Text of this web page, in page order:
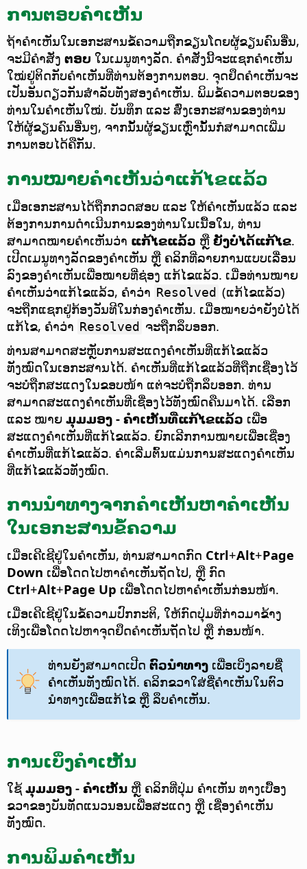
ການຕອບຄຳເຫັນ
ຖ້າຄຳເຫັນໃນເອກະສານຂໍ້ຄວາມຖືກຂຽນໂດຍຜູ້ຂຽນຄົນອື່ນ,
ຈະມີຄຳສັ່ງ ຕອບ ໃນເມນູທາງລັດ. ຄຳສັ່ງນີ້ຈະແຊກຄຳເຫັນ
ໃໝ່ຢູ່ຕິດກັບຄຳເຫັນທີ່ທ່ານຕ້ອງການຕອບ. ຈຸດຢຶດຄຳເຫັນຈະ
ເປັນອັນດຽວກັນສຳລັບທັງສອງຄຳເຫັນ. ພິມຂໍ້ຄວາມຕອບຂອງ
ທ່ານໃນຄຳເຫັນໃໝ່. ບັນທຶກ ແລະ ສົ່ງເອກະສານຂອງທ່ານ
ໃຫ້ຜູ້ຂຽນຄົນອື່ນໆ, ຈາກນັ້ນຜູ້ຂຽນເຫຼົ່ານັ້ນກໍສາມາດເພີ່ມ
ການຕອບໄດ້ຄືກັນ.
ການໝາຍຄຳເຫັນວ່າແກ້ໄຂແລ້ວ
ເມື່ອເອກະສານໄດ້ຖືກກວດສອບ ແລະ ໃຫ້ຄຳເຫັນແລ້ວ ແລະ
ຕ້ອງການການດຳເນີນການຂອງທ່ານໃນເນື້ອໃນ, ທ່ານ
ສາມາດໝາຍຄຳເຫັນວ່າ ແກ້ໄຂແລ້ວ ຫຼື ຍັງບໍ່ໄດ້ແກ້ໄຂ.
ເປີດເມນູທາງລັດຂອງຄຳເຫັນ ຫຼື ຄລິກທີ່ລາຍການແບບເລື່ອນ
ລົງຂອງຄຳເຫັນເພື່ອໝາຍທີ່ຊ່ອງ ແກ້ໄຂແລ້ວ. ເມື່ອທ່ານໝາຍ
ຄຳເຫັນວ່າແກ້ໄຂແລ້ວ, ຄຳວ່າ Resolved (ແກ້ໄຂແລ້ວ)
ຈະຖືກແຊກຢູ່ກ້ອງວັນທີໃນກ່ອງຄຳເຫັນ. ເມື່ອໝາຍວ່າຍັງບໍ່ໄດ້
ແກ້ໄຂ, ຄຳວ່າ Resolved ຈະຖືກລຶບອອກ.
ທ່ານສາມາດສະຫຼັບການສະແດງຄຳເຫັນທີ່ແກ້ໄຂແລ້ວ
ທັງໝົດໃນເອກະສານໄດ້. ຄຳເຫັນທີ່ແກ້ໄຂແລ້ວທີ່ຖືກເຊື່ອງໄວ້
ຈະບໍ່ຖືກສະແດງໃນຂອບໜ້າ ແຕ່ຈະບໍ່ຖືກລຶບອອກ. ທ່ານ
ສາມາດສະແດງຄຳເຫັນທີ່ເຊື່ອງໄວ້ທັງໝົດຄືນມາໄດ້. ເລືອກ
ແລະ ໝາຍ ມຸມມອງ - ຄຳເຫັນທີ່ແກ້ໄຂແລ້ວ ເພື່ອ
ສະແດງຄຳເຫັນທີ່ແກ້ໄຂແລ້ວ. ຍົກເລີກການໝາຍເພື່ອເຊື່ອງ
ຄຳເຫັນທີ່ແກ້ໄຂແລ້ວ. ຄ່າເລີ່ມຕົ້ນແມ່ນການສະແດງຄຳເຫັນ
ທີ່ແກ້ໄຂແລ້ວທັງໝົດ.
ການນຳທາງຈາກຄຳເຫັນຫາຄຳເຫັນ
ໃນເອກະສານຂໍ້ຄວາມ
ເມື່ອເຄີເຊີຢູ່ໃນຄຳເຫັນ, ທ່ານສາມາດກົດ Ctrl+Alt+Page
Down ເພື່ອໂດດໄປຫາຄຳເຫັນຖັດໄປ, ຫຼື ກົດ
Ctrl+Alt+Page Up ເພື່ອໂດດໄປຫາຄຳເຫັນກ່ອນໜ້າ.
ເມື່ອເຄີເຊີຢູ່ໃນຂໍ້ຄວາມປົກກະຕິ, ໃຫ້ກົດປຸ່ມທີ່ກ່າວມາຂ້າງ
ເທິງເພື່ອໂດດໄປຫາຈຸດຢຶດຄຳເຫັນຖັດໄປ ຫຼື ກ່ອນໜ້າ.
ທ່ານຍັງສາມາດເປີດ ຕົວນຳທາງເພື່ອເບິ່ງລາຍຊື່
ຄຳເຫັນທັງໝົດໄດ້. ຄລິກຂວາໃສ່ຊື່ຄຳເຫັນໃນຕົວ
ນຳທາງເພື່ອແກ້ໄຂ ຫຼື ລຶບຄຳເຫັນ.
ການເບິ່ງຄຳເຫັນ
ໃຊ້ມຸມມອງ - ຄຳເຫັນ ຫຼື ຄລິກທີ່ປຸ່ມ ຄຳເຫັນ ທາງເບື້ອງ
ຂວາຂອງບັນທັດແນວນອນເພື່ອສະແດງ ຫຼື ເຊື່ອງຄຳເຫັນ
ທັງໝົດ.
ການພິມຄຳເຫັນ